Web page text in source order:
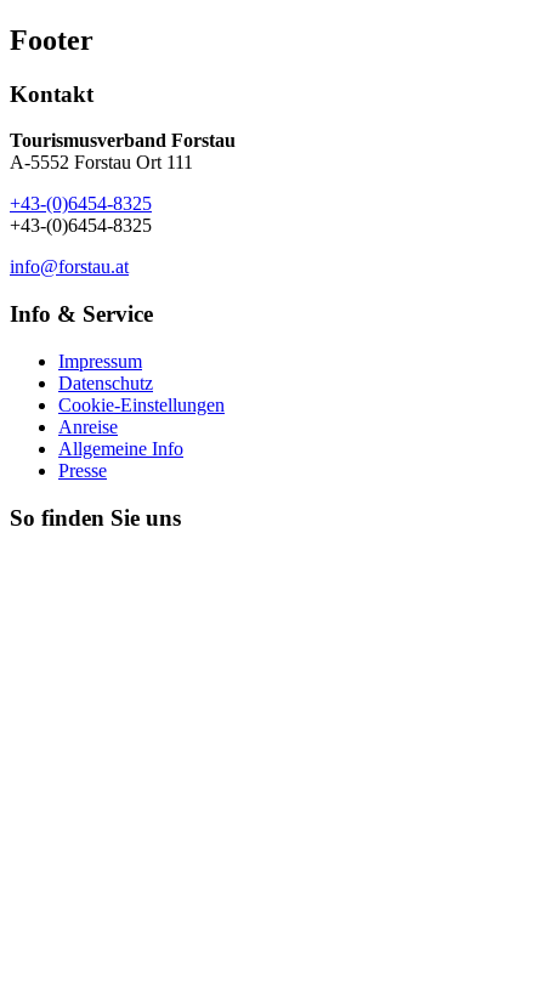
Footer
Kontakt
Tourismusverband Forstau
A-5552 Forstau Ort 111
+43-(0)6454-8325
+43-(0)6454-8325
info@forstau.at
Info & Service
Impressum
Datenschutz
Cookie-Einstellungen
Anreise
Allgemeine Info
Presse
So finden Sie uns